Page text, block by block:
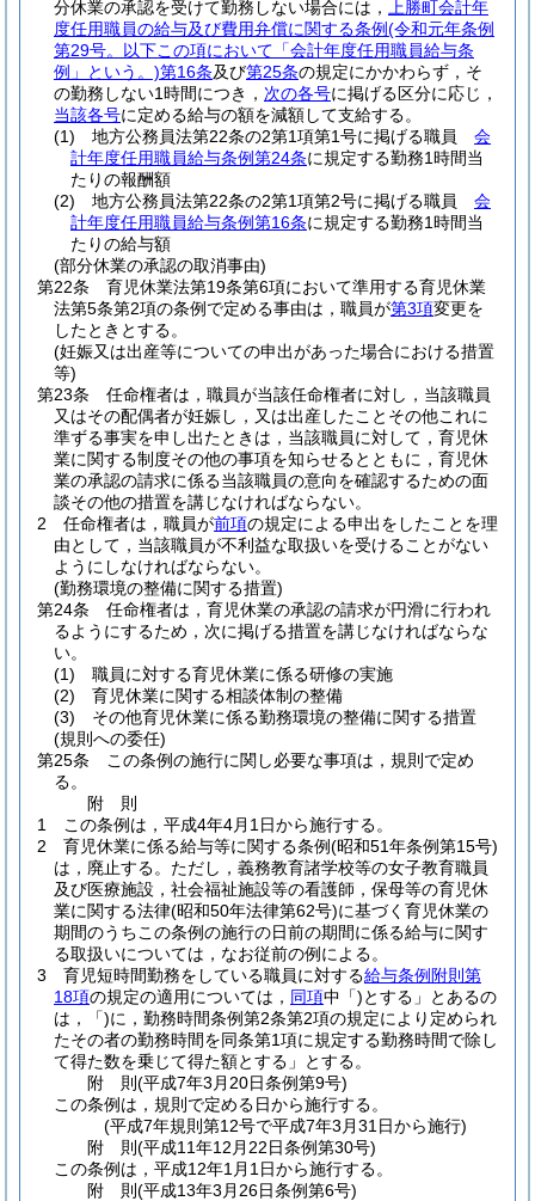
分休業の承認を受けて勤務しない場合には，
上勝町会計年
度任用職員の給与及び費用弁償に関する条例(令和元年条例
第29号。以下この項において「会計年度任用職員給与条
例」という。)第16条及び第25条の規定にかかわらず，そ
の勤務しない1時間につき， 次の各号に掲げる区分に応じ，
当該各号に定める給与の額を減額して支給する。
(1)
地方公務員法第22条の2第1項第1号に掲げる職員 会
計年度任用職員給与条例第24条に規定する勤務1時間当
たりの報酬額
(2)
地方公務員法第22条の2第1項第2号に掲げる職員 会
計年度任用職員給与条例第16条に規定する勤務1時間当
たりの給与額
(部分休業の承認の取消事由)
第22条
育児休業法第19条第6項において準用する育児休業
法第5条第2項の条例で定める事由は，職員が第3項変更を
したときとする。
(妊娠又は出産等についての申出があった場合における措置
等)
第23条
任命権者は，職員が当該任命権者に対し，当該職員
又はその配偶者が妊娠し，又は出産したことその他これに
準ずる事実を申し出たときは，当該職員に対して，育児休
業に関する制度その他の事項を知らせるとともに，育児休
業の承認の請求に係る当該職員の意向を確認するための面
談その他の措置を講じなければならない。
2
任命権者は，職員が前項の規定による申出をしたことを理
由として，当該職員が不利益な取扱いを受けることがない
ようにしなければならない。
(勤務環境の整備に関する措置)
第24条
任命権者は，育児休業の承認の請求が円滑に行われ
るようにするため，次に掲げる措置を講じなければならな
い。
(1)
職員に対する育児休業に係る研修の実施
(2)
育児休業に関する相談体制の整備
(3)
その他育児休業に係る勤務環境の整備に関する措置
(規則への委任)
第25条
この条例の施行に関し必要な事項は，規則で定め
る。
附 則
1
この条例は，平成4年4月1日から施行する。
2
育児休業に係る給与等に関する条例(昭和51年条例第15号)
は，廃止する。 ただし，義務教育諸学校等の女子教育職員
及び医療施設，社会福祉施設等の看護師，保母等の育児休
業に関する法律(昭和50年法律第62号)に基づく育児休業の
期間のうちこの条例の施行の日前の期間に係る給与に関す
る取扱いについては，なお従前の例による。
3
育児短時間勤務をしている職員に対する給与条例附則第
18項の規定の適用については， 同項中「)とする」とあるの
は，「)に，勤務時間条例第2条第2項の規定により定められ
たその者の勤務時間を同条第1項に規定する勤務時間で除し
て得た数を乗じて得た額とする」とする。
附 則(平成7年3月20日条例第9号)
この条例は，規則で定める日から施行する。
(平成7年規則第12号で平成7年3月31日から施行)
附 則(平成11年12月22日条例第30号)
この条例は，平成12年1月1日から施行する。
附 則(平成13年3月26日条例第6号)